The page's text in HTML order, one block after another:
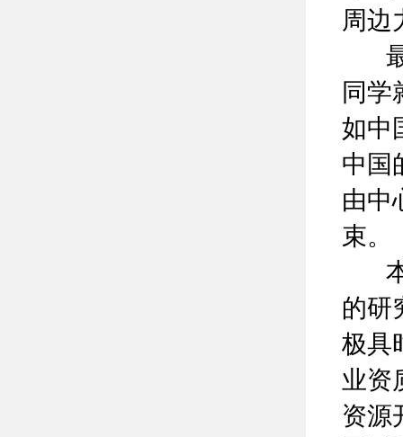
周边
最
同学
如中
中国
由中
束。
本
的研
极具
业资
资源